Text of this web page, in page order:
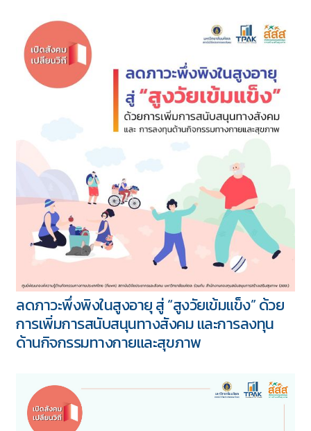
5 ชุด
Download
ทั้งหมด 417 บทความ
ลดภาวะพึ่งพิงในสูงอายุ สู่ “สูงวัยเข้มแข็ง” ด้วย
การเพิ่มการสนับสนุนทางสังคม และการลงทุน
ด้านกิจกรรมทางกายและสุขภาพ